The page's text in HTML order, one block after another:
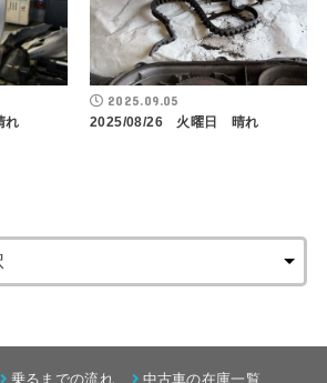
れ
2025.09.05
2025/08/26 火曜日 晴れ
乗るまでの流れ 中古車の在庫一覧